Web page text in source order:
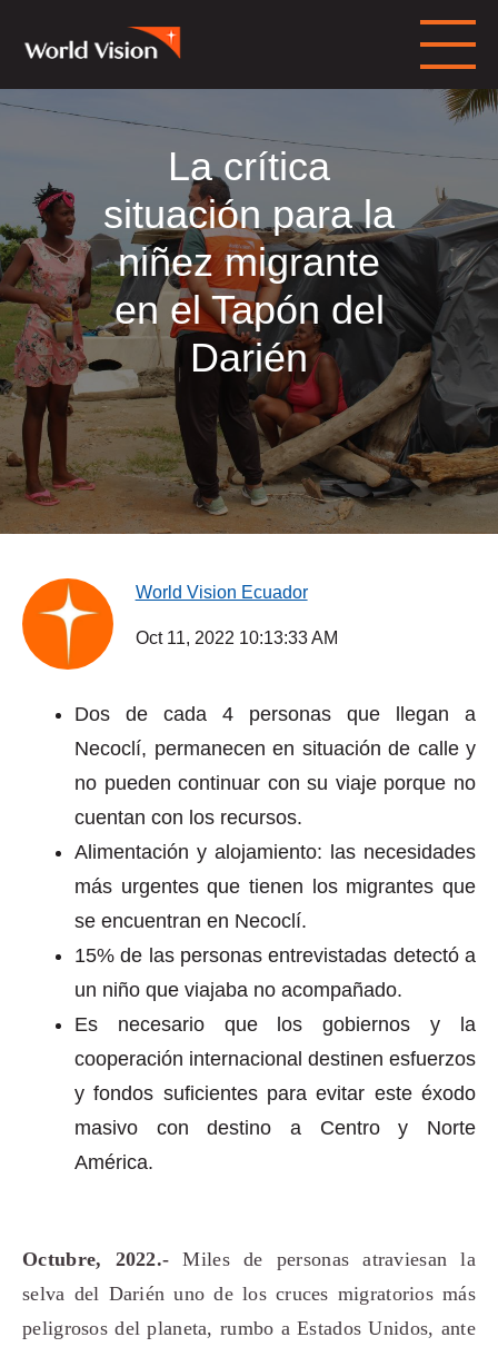
La crítica
situación para la
niñez migrante
en el Tapón del
Darién
World Vision Ecuador
Oct 11, 2022 10:13:33 AM
Dos de cada 4 personas que llegan a
Necoclí, permanecen en situación de calle y
no pueden continuar con su viaje porque no
cuentan con los recursos.
Alimentación y alojamiento: las necesidades
más urgentes que tienen los migrantes que
se encuentran en Necoclí.
15% de las personas entrevistadas detectó a
un niño que viajaba no acompañado.
Es necesario que los gobiernos y la
cooperación internacional destinen esfuerzos
y fondos suficientes para evitar este éxodo
masivo con destino a Centro y Norte
América.
Octubre, 2022.- Miles de personas atraviesan la
selva del Darién uno de los cruces migratorios más
peligrosos del planeta, rumbo a Estados Unidos, ante